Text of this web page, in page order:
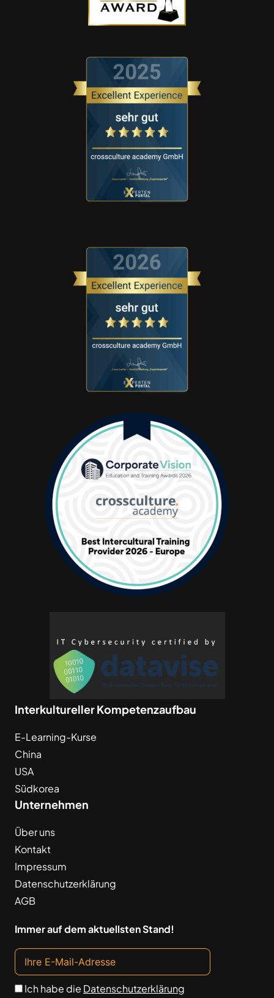
Interkultureller Kompetenzaufbau
E-Learning-Kurse
China
USA
Südkorea
Unternehmen
Über uns
Kontakt
Impressum
Datenschutzerklärung
AGB
Immer auf dem aktuellsten Stand!
Ich habe die Datenschutzerklärung